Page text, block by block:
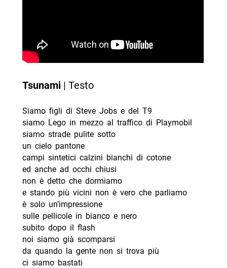
Tsunami| Testo
Siamo figli di Steve Jobs e del T9
siamo Lego in mezzo al traffico di Playmobil
siamo strade pulite sotto
un cielo pantone
campi sintetici calzini bianchi di cotone
ed anche ad occhi chiusi
non è detto che dormiamo
e stando più vicini non è vero che parliamo
è solo un’impressione
sulle pellicole in bianco e nero
subito dopo il flash
noi siamo già scomparsi
da quando la gente non si trova più
ci siamo bastati